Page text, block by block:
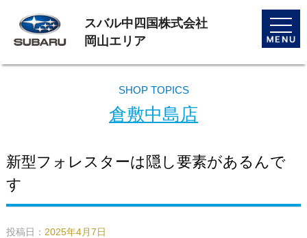
toggle
スバル中四国株式会社
岡山エリア
SHOP TOPICS
倉敷中島店
新型フォレスターは隠し要素があるんで
す
投稿日： 2025年4月7日